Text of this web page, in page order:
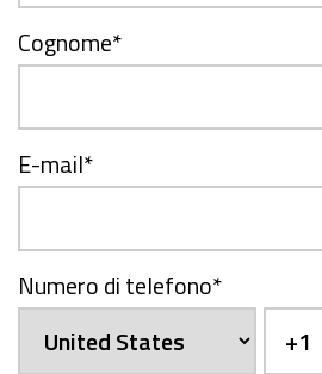
Cognome*
E-mail*
Numero di telefono*